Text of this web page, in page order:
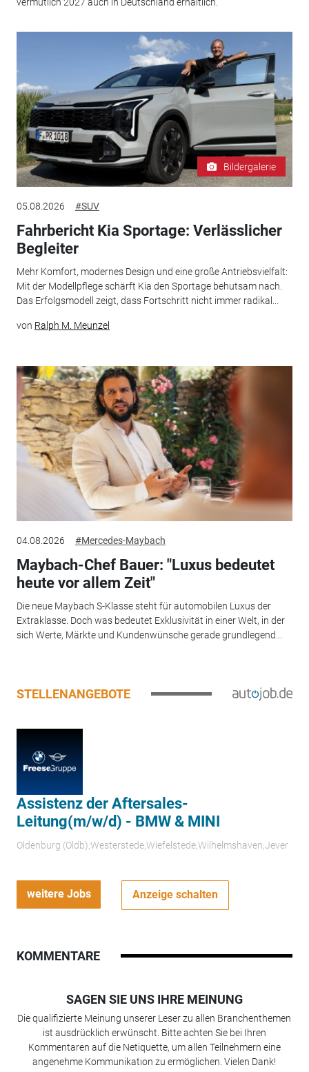
Bildergalerie
05.08.2026 #SUV
Fahrbericht Kia Sportage: Verlässlicher
Begleiter
Mehr Komfort, modernes Design und eine große Antriebsvielfalt:
Mit der Modellpflege schärft Kia den Sportage behutsam nach.
Das Erfolgsmodell zeigt, dass Fortschritt nicht immer radikal...
von Ralph M. Meunzel
04.08.2026 #Mercedes-Maybach
Maybach-Chef Bauer: "Luxus bedeutet
heute vor allem Zeit"
Die neue Maybach S-Klasse steht für automobilen Luxus der
Extraklasse. Doch was bedeutet Exklusivität in einer Welt, in der
sich Werte, Märkte und Kundenwünsche gerade grundlegend...
STELLENANGEBOTE
Assistenz der Aftersales-
Leitung(m/w/d) - BMW & MINI
Oldenburg (Oldb);Westerstede;Wiefelstede;Wilhelmshaven;Jever
weitere Jobs Anzeige schalten
KOMMENTARE
SAGEN SIE UNS IHRE MEINUNG
Die qualifizierte Meinung unserer Leser zu allen Branchenthemen
ist ausdrücklich erwünscht. Bitte achten Sie bei Ihren
Kommentaren auf die Netiquette, um allen Teilnehmern eine
angenehme Kommunikation zu ermöglichen. Vielen Dank!